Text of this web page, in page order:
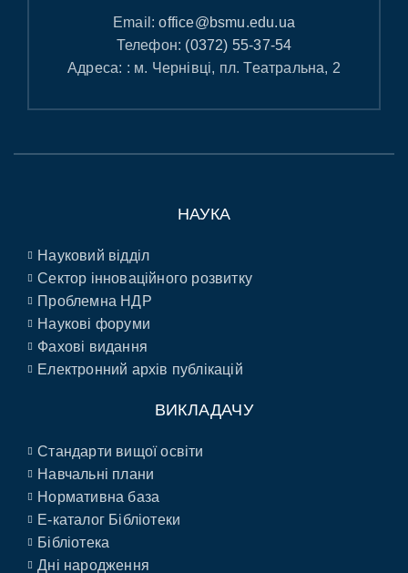
Email:office@bsmu.edu.ua
Телефон: (0372) 55-37-54
Адреса: : м. Чернівці, пл. Театральна, 2
НАУКА
Науковий відділ
Сектор інноваційного розвитку
Проблемна НДР
Наукові форуми
Фахові видання
Електронний архів публікацій
ВИКЛАДАЧУ
Стандарти вищої освіти
Навчальні плани
Нормативна база
E-каталог Бібліотеки
Бібліотека
Дні народження